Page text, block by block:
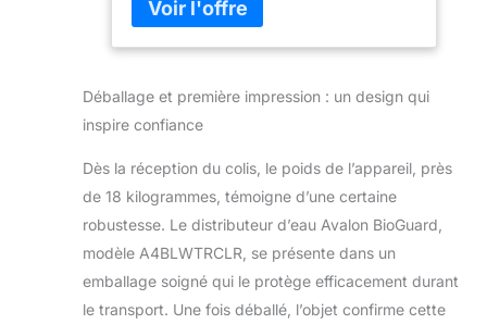
acier inoxydable fera de ce
intégrée rend les becs d'eau
clairement visibles la nuit et dispose
s'allume lorsque la bouteille doit être
remplacée. Chargement par le bas
avec BioGuard : notre refroidisseur
d'eau se charge par le bas pour
éliminer la fatigue liée au levage,
réduire les déversements et est
adapté pour les bouteilles d'eau de 3
Déballage et première impression : un design qui
inspire confiance
Dès la réception du colis, le poids de l’appareil, près
de 18 kilogrammes, témoigne d’une certaine
robustesse. Le distributeur d’eau Avalon BioGuard,
modèle A4BLWTRCLR, se présente dans un
emballage soigné qui le protège efficacement durant
le transport. Une fois déballé, l’objet confirme cette